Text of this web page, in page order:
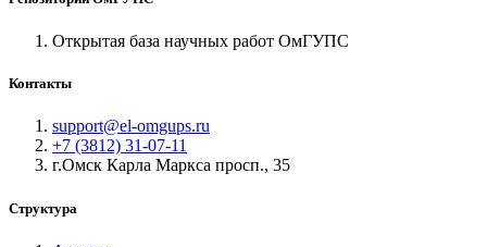
Открытая база научных работ ОмГУПС
Контакты
support@el-omgups.ru
+7 (3812) 31-07-11
г.Омск Карла Маркса просп., 35
Структура